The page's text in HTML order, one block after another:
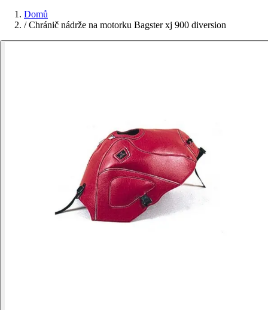
Domů
/ Chránič nádrže na motorku Bagster xj 900 diversion